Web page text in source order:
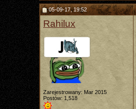
05-09-17, 19:52
Rahilux
Zarejestrowany: Mar 2015
Postów: 1,518